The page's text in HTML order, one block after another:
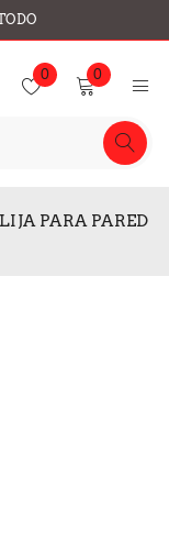
0 0
PARA PARED